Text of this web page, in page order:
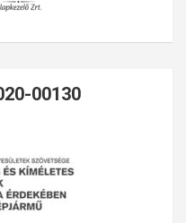
00130